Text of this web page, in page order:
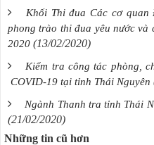
Khối Thi đua Các cơ
phong trào thi đua yêu nước và
2020 (13/02/2020)
Kiểm tra công tác phòng,
COVID-19 tại tỉnh Thái Nguyên
Ngành Thanh tra tỉnh Thái
(21/02/2020)
Những tin cũ hơn